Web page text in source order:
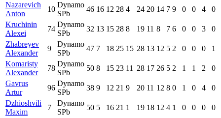
Nazarevich
Anton
10
Dynamo
SPb
46 16 12 28 4 24 20 14 7 9 0 0 4
0
Kruchinin
Alexei
74
Dynamo
SPb
32 13 15 28 8 19 11 8 7 6 0 0 3
0
Zhabreyev
Alexander
9
Dynamo
SPb
47 7 18 25 15 28 13 12 5 2 0 0 0
1
Komaristy
Alexander
78
Dynamo
SPb
50 8 15 23 11 28 17 26 5 2 1 1 2
0
Gavrus
Artur
96
Dynamo
SPb
38 9 12 21 9 20 11 12 8 0 1 0 4
0
Dzhioshvili
Maxim
7
Dynamo
SPb
50 5 16 21 1 19 18 12 4 1 0 0 0
0